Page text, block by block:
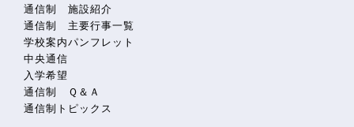
通信制 施設紹介
通信制 主要行事一覧
学校案内パンフレット
中央通信
入学希望
通信制 Ｑ＆Ａ
通信制トピックス